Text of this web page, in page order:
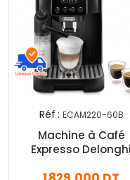
Réf : ECAM220-60B
Machine à Café
Expresso Delonghi